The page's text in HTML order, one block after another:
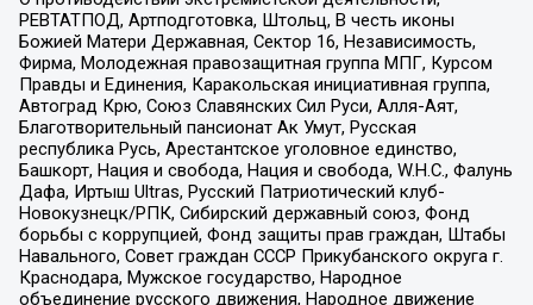
РЕВТАТПОД, Артподготовка, Штольц, В честь иконы
Божией Матери Державная, Сектор 16, Независимость,
Фирма, Молодежная правозащитная группа МПГ, Курсом
Правды и Единения, Каракольская инициативная группа,
Автоград Крю, Союз Славянских Сил Руси, Алля-Аят,
Благотворительный пансионат Ак Умут, Русская
республика Русь, Арестантское уголовное единство,
Башкорт, Нация и свобода, Нация и свобода, W.H.С., Фалунь
Дафа, Иртыш Ultras, Русский Патриотический клуб-
Новокузнецк/РПК, Сибирский державный союз, Фонд
борьбы с коррупцией, Фонд защиты прав граждан, Штабы
Навального, Совет граждан СССР Прикубанского округа г.
Краснодара, Мужское государство, Народное
объединение русского движения, Народное движение